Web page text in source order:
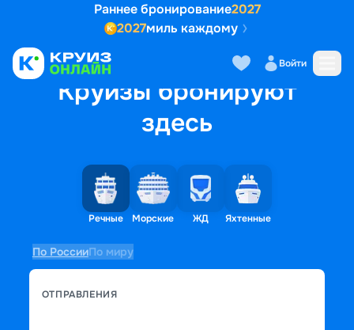
Раннее бронирование2027
2027миль каждому
Войти
Круизы бронируют
здесь
Речные Морские ЖД Яхтенные
По РоссииПо миру
ОТПРАВЛЕНИЯ